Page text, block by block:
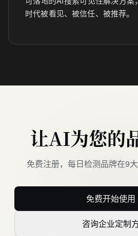
时代被看见、被信任、被推荐。
让AI为您的
免费注册，每日检测品牌在9
免费开始使用
咨询企业定制